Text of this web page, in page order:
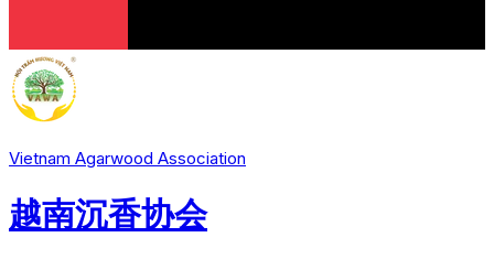
Vietnam Agarwood Association
越南沉香协会